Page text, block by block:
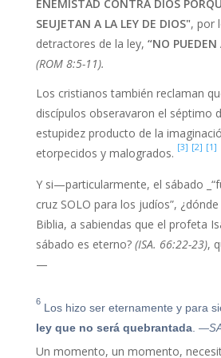
22Tú que dices que no se ha
¿adulteras? Tú que abominas
¿cometes sacrilegio?
23Tú que te jactas de la ley,
la ley DESHONRAS a Dios?
24Porque como está escrito, el
vosotros.
25
Pues en verdad la
GUARDAS LA LEY;
Αν όμως
νόμου, η περιτομή σου γίνεται
νόμου, δεν θα λογιστεί η
27
ENEMISTAD CONTRA DIOS
SEUJETAN A LA LEY DE DIOS", por
detractores de la ley, “NO PUEDEN
(ROM 8:5-11).
Los cristianos también reclaman
discípulos obseravaron el séptimo
estupidez producto de la
etorpecidos y malogrados. [3] [2] [1]
Y si—particularmente, el sábado
cruz SOLO para los judíos”,
Biblia, a sabiendas que el profeta
sábado es eterno? (ISA. 66:22-23),
—
6Los hizo ser eternamente y para
ley que no será quebrantada.
Un momento, un momento,